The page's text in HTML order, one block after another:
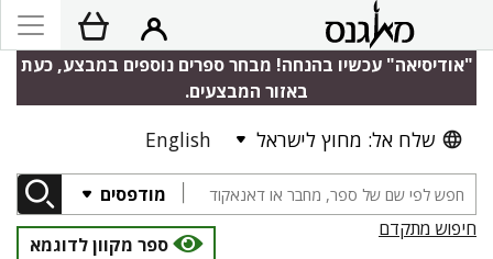
"אודיסיאה" עכשיו בהנחה! מבחר ספרים נוספים במבצע, כעת
באזור המבצעים.
שלח אל: מחוץ לישראל English
מודפסים
חיפוש מתקדם
ספר מקוון לדוגמא